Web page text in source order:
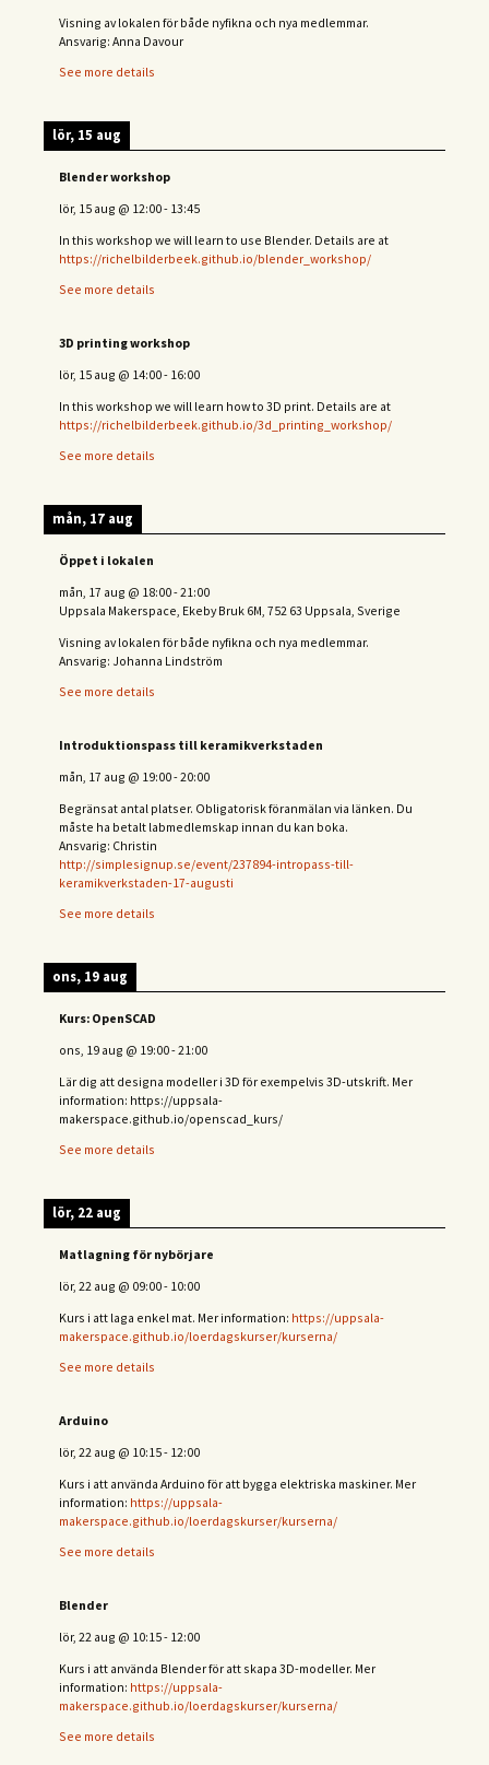
Visning av lokalen för både nyfikna och nya medlemmar.
Ansvarig: Anna Davour
See more details
lör, 15 aug
Blender workshop
lör, 15 aug @ 12:00- 13:45
In this workshop we will learn to use Blender. Details are at
https://richelbilderbeek.github.io/blender_workshop/
See more details
3D printing workshop
lör, 15 aug @ 14:00- 16:00
In this workshop we will learn how to 3D print. Details are at
https://richelbilderbeek.github.io/3d_printing_workshop/
See more details
mån, 17 aug
Öppet i lokalen
mån, 17 aug @ 18:00-21:00
Uppsala Makerspace, Ekeby Bruk 6M, 752 63 Uppsala, Sverige
Visning av lokalen för både nyfikna och nya medlemmar.
Ansvarig: Johanna Lindström
See more details
Introduktionspass till keramikverkstaden
mån, 17 aug @ 19:00-20:00
Begränsat antal platser. Obligatorisk föranmälan via länken. Du
måste ha betalt labmedlemskap innan du kan boka.
Ansvarig: Christin
http://simplesignup.se/event/237894-intropass-till-
keramikverkstaden-17-augusti
See more details
ons, 19 aug
Kurs: OpenSCAD
ons, 19 aug @ 19:00-21:00
Lär dig att designa modeller i 3D för exempelvis 3D-utskrift. Mer
information: https://uppsala-
makerspace.github.io/openscad_kurs/
See more details
lör, 22 aug
Matlagning för nybörjare
lör, 22 aug @ 09:00- 10:00
Kurs i att laga enkel mat. Mer information: https://uppsala-
makerspace.github.io/loerdagskurser/kurserna/
See more details
Arduino
lör, 22 aug @ 10:15- 12:00
Kurs i att använda Arduino för att bygga elektriska maskiner. Mer
information: https://uppsala-
makerspace.github.io/loerdagskurser/kurserna/
See more details
Blender
lör, 22 aug @ 10:15- 12:00
Kurs i att använda Blender för att skapa 3D-modeller. Mer
information: https://uppsala-
makerspace.github.io/loerdagskurser/kurserna/
See more details